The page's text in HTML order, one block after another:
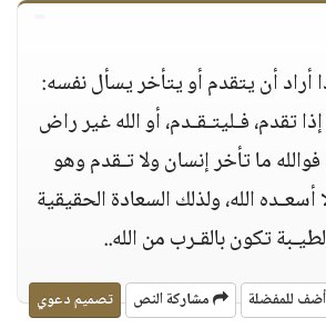
أراد أن يتقدم أو يتأخر يسأل نفسه:
تقدم، فـليتـقـدم، أو الله غير راض
فوالله ما تأخر إنسان ولا تـقدم وهو
الله، ولذلك السعادة الحقيقية
تكون بالقـرب من الله..
أضف للمفضلة مشاركة النص تصميم دعوي